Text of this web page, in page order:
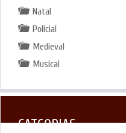
Natal
Policial
Medieval
Musical
CATGORIAS